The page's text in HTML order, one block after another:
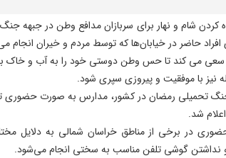
کردن شام و نهار برای سربازان مدافع وطن در جبهه جنگ
افراد حاضر در خیابان‌ها که توسط مردم و خیران انجام
سعی می کند تا حس وطن دوستی خود را به آب و خاک
نیز با موفقیت و پیروزی سپری شود.
تحمیلی رمضان در کشور، مدارس به صورت حضوری
شد.
در برخی از مناطق خراسان شمالی به دلایل
نداشتن گوشی تلفن مناسب به سختی انجام می‌شود.